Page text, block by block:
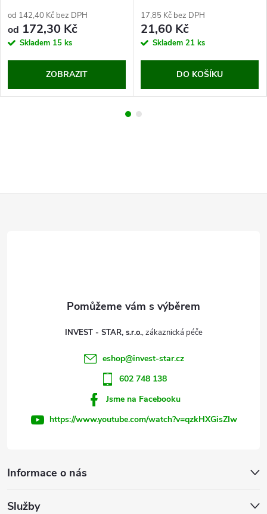
od 142,40 Kč bez DPH
od 172,30 Kč
Skladem 15 ks
ZOBRAZIT
17,85 Kč bez DPH
21,60 Kč
Skladem 21 ks
DO KOŠÍKU
Informace o nás
Služby
INVEST - STAR, s.r.o.
eshop@invest-star.cz
602 748 138
Jsme na Facebooku
https://www.youtube.com/watch?v=qzkHXGisZIw